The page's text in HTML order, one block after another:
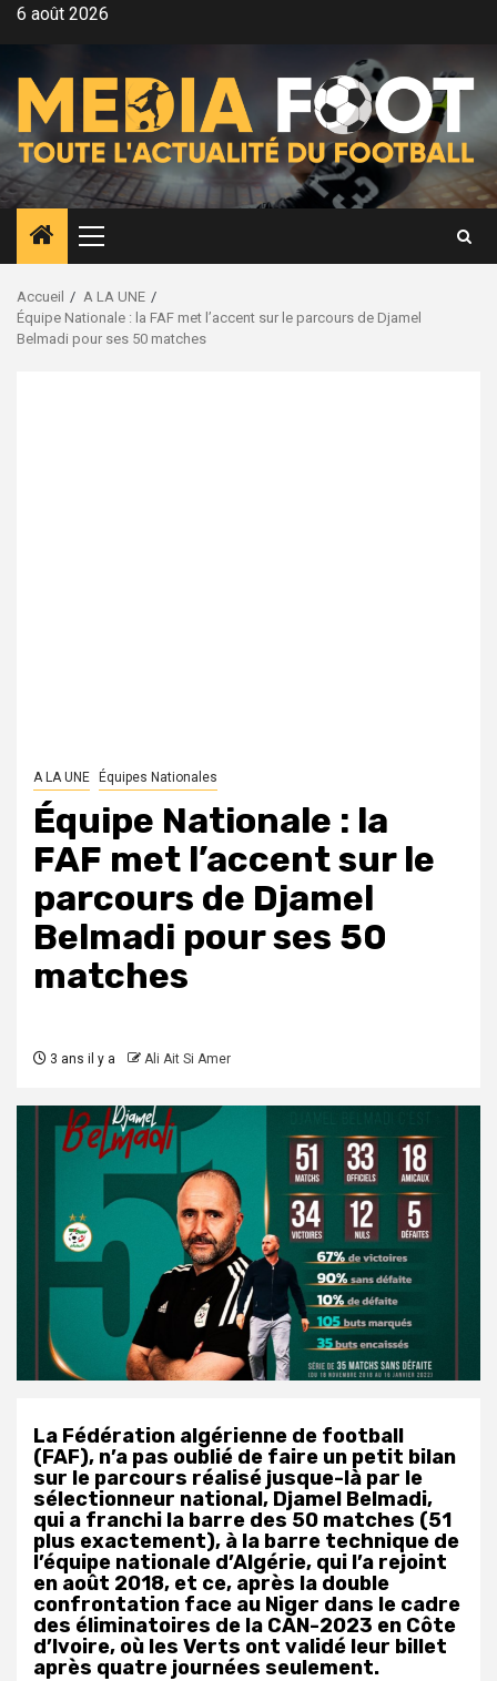
Aller6 août 2026
Menu
principal
Accueil
A LA UNE
Équipe Nationale : la FAF met l’accent sur le parcours de Djamel
Belmadi pour ses 50 matches
A LA UNE Équipes Nationales
Équipe Nationale : la
FAF met l’accent sur le
parcours de Djamel
Belmadi pour ses 50
matches
3 ans il y a Ali Ait Si Amer
La Fédération algérienne de football
(FAF), n’a pas oublié de faire un petit bilan
sur le parcours réalisé jusque-là par le
sélectionneur national, Djamel Belmadi,
qui a franchi la barre des 50 matches (51
plus exactement), à la barre technique de
l’équipe nationale d’Algérie, qui l’a rejoint
en août 2018, et ce, après la double
confrontation face au Niger dans le cadre
des éliminatoires de la CAN-2023 en Côte
d’Ivoire, où les Verts ont validé leur billet
après quatre journées seulement.